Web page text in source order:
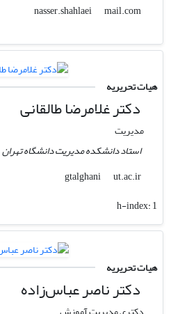
nasser.shahlaei
mail.com
هیات تحریریه
دکتر غلامرضا طالقانی
مدیریت
استاد دانشکده مدیریت دانشگاه تهران
gtalghani
ut.ac.ir
h-index:1
هیات تحریریه
دکتر ناصر عباس‌زاده